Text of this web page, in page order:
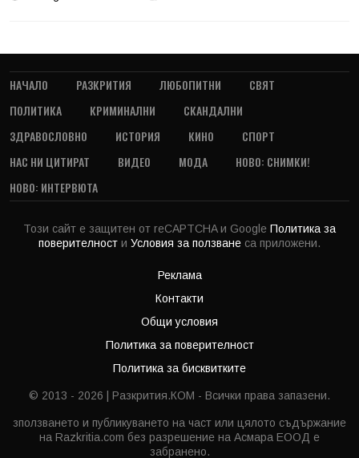
НАЧАЛО РАЗКРИТИЯ ЛЮБОПИТНИ
СВЯТ
ПОЛИТИКА
КРИМИНАЛНИ
СКАНДАЛНИ
ЗДРАВОСЛОВНО
ИСТОРИЯ КИНО
СПОРТ
НАС НИ ЦИТИРАТ
ВИДЕО МОДА
НОВО: СНИМКИ!
НОВО: ИНТЕРВЮТА
Този сайт е защитен от reCAPTCHA и Google Политика за
поверителност и Условия за ползване са приложени.
Реклама
Контакти
Общи условия
Политика за поверителност
Политика за бисквитките
© 2013 - 2026 | Разкрития.КОМ - Всички права запазени.
зползването и публикуването на част или цялото съдържание
на Razkritia.com без разрешение на Асмара ЕООД е
забранено.